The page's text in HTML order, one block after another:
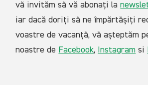
vă invităm să vă abonați la
iar dacă doriți să ne împărtășiți
voastre de vacanță, vă așteptăm
noastre de Facebook, Instagram si